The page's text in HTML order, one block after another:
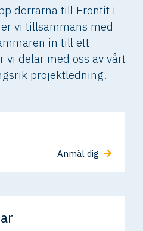
dörrarna till Frontit i
vi tillsammans med
in till ett
delar med oss av vårt
projektledning.
Anmäl dig